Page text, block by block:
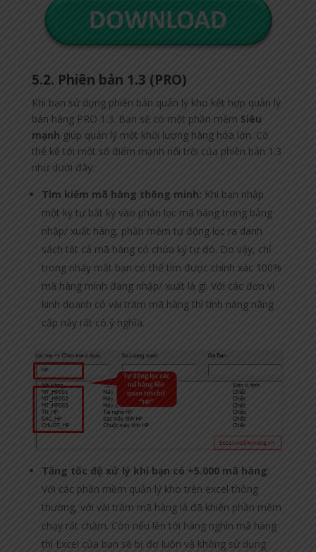
5.2. Phiên bản 1.3 (PRO)
Khi bạn sử dụng phiên bản quản lý kho kết hợp quản lý
bán hàng PRO 1.3. Bạn sẽ có một phần mềm Siêu
mạnh giúp quản lý một khối lượng hàng hóa lớn. Có
thể kể tới một số điểm mạnh nổi trội của phiên bản 1.3
như dưới đây:
Tìm kiếm mã hàng thông minh: Khi bạn nhập
một ký tự bất kỳ vào phần lọc mã hàng trong bảng
nhập/ xuất hàng, phần mềm tự động lọc ra danh
sách tất cả mã hàng có chứa ký tự đó. Do vậy, chỉ
trong nháy mắt bạn có thể tìm được chính xác 100%
mã hàng mình đang nhập/ xuất là gì. Với các đơn vị
kinh doanh có vài trăm mã hàng thì tính năng nâng
cấp này rất có ý nghĩa.
Tăng tốc độ xử lý khi bạn có +5.000 mã hàng:
Với các phần mềm quản lý kho trên excel thông
thường, với vài trăm mã hàng là đã khiến phần mềm
chạy rất chậm. Còn nếu lên tới hàng nghìn mã hàng
thì Excel của bạn sẽ bị đơ luôn và không sử dụng